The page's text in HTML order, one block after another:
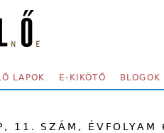
LAPOK E-KIKÖTŐ BLOGOK
11. SZÁM, ÉVFOLYAM